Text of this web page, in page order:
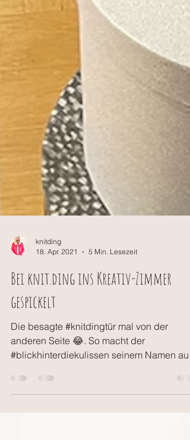
18. Apr. 2021
5 Min. Lesezeit
Bei knit.ding ins Kreativ-Zimmer
gespickelt
Die besagte #knitdingtür mal von der
anderen Seite 😂. So macht der
#blickhinterdiekulissen seinem Namen